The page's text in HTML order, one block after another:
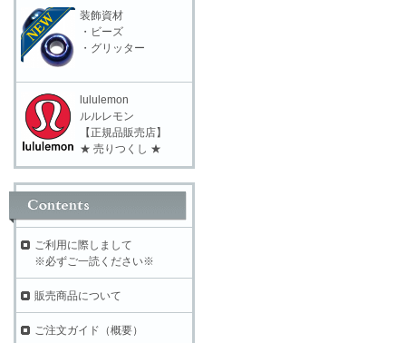
装飾資材
・ビーズ
・グリッター
lululemon
ルルレモン
【正規品販売店】
★ 売りつくし ★
ご利用に際しまして
※必ずご一読ください※
販売商品について
ご注文ガイド（概要）